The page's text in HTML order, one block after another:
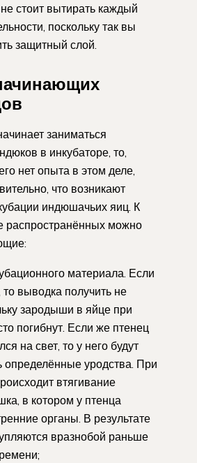
стоит вытирать каждый
поскольку так вы
защитный слой.
заниматься
в инкубаторе, то,
нет опыта в этом деле,
что возникают
индюшачьих яиц. К
распространённых можно
материала. Если
выводка получить не
зародыши в яйце при
погибнут. Если же птенец
на свет, то у него будут
определённые уродства. При
втягивание
в котором у птенца
органы. В результате
вразнобой раньше